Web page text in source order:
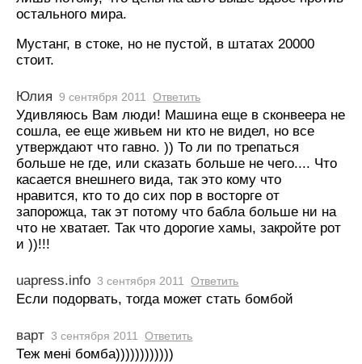
остального мира.
Мустанг, в стоке, но не пустой, в штатах 20000
стоит.
Юлия 9 сентября 2011 Ответить
Удивляюсь Вам люди! Машина еще в сконвеера не
сошла, ее еще живьем ни кто не видел, но все
утверждают что гавно. )) То ли по трепаться
больше не где, или сказать больше не чего.... Что
касается внешнего вида, так это кому что
нравится, кто то до сих пор в восторге от
запорожца, так эт потому что бабла больше ни на
что не хватает. Так что дорогие хамы, закройте рот
и ))!!!
uapress.info 3 сентября 2011 Ответить
Если подорвать, тогда может стать бомбой
варт 3 сентября 2011 Ответить
Теж менi бомба))))))))))))